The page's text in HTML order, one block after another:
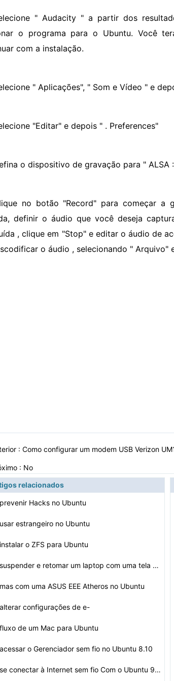
" Audacity " a partir dos
o programa para o Ubuntu. Você
com a instalação.
" Aplicações", " Som e Vídeo " e
"Editar" e depois " . Preferences"
o dispositivo de gravação para " ALSA
no botão "Record" para começar
definir o áudio que você deseja
, clique em "Stop" e editar o áudio de
o áudio , selecionando " Arquivo"
: Como configurar um modem USB Verizon
: No
relacionados
Hacks no Ubuntu
estrangeiro no Ubuntu
o ZFS para Ubuntu
Como suspender e retomar um laptop com uma tela em bran…
com uma ASUS EEE Atheros no Ubuntu
configurações de e-
de um Mac para Ubuntu
o Gerenciador sem fio no Ubuntu 8.10
Como se conectar à Internet sem fio Com o Ubuntu 9.04